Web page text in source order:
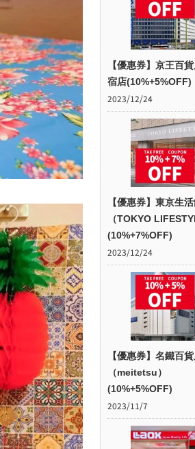
【優惠券】京王百
宿店(10%+5%OFF)
2023/12/24
【優惠券】東京生
（TOKYO
(10%+7%OFF)
2023/12/24
【優惠券】名鐵百
（meitetsu）
(10%+5%OFF)
2023/11/7